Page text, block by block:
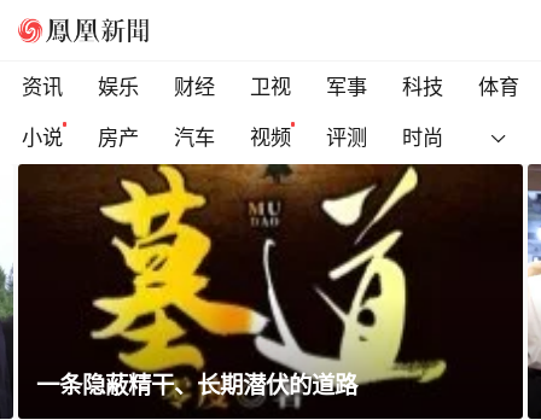
资讯 娱乐 财经 卫视 军事 科技
体育
小说
房产 汽车 视频 评测 时尚
省长走进沿街店铺、网红打卡点，与游客交流